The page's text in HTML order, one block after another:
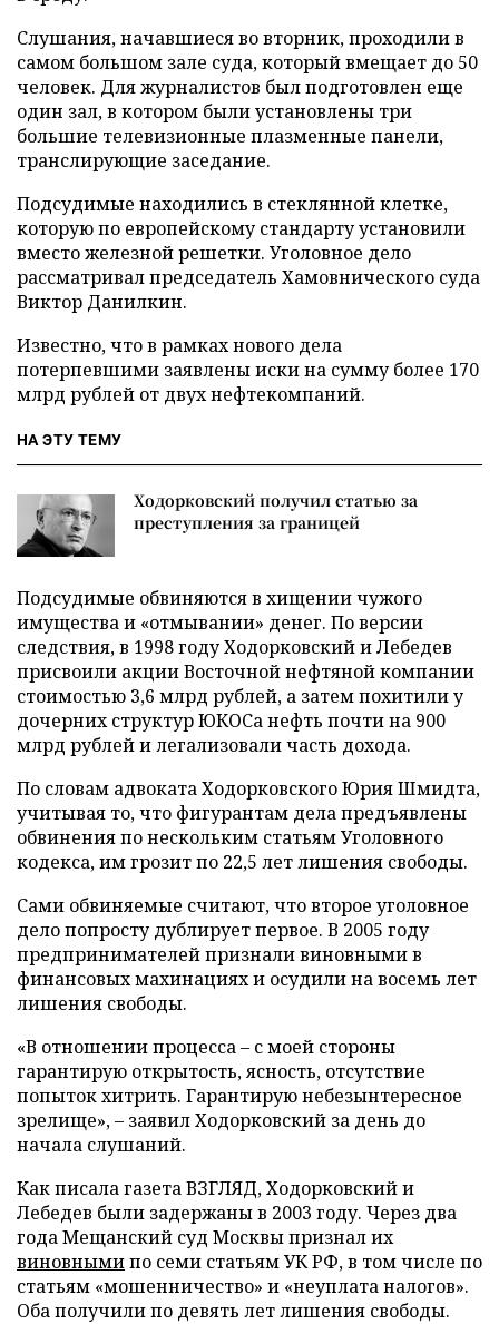
Слушания, начавшиеся во вторник, проходили в
самом большом зале суда, который вмещает до 50
человек. Для журналистов был подготовлен еще
один зал, в котором были установлены три
большие телевизионные плазменные панели,
транслирующие заседание.
Подсудимые находились в стеклянной клетке,
которую по европейскому стандарту установили
вместо железной решетки. Уголовное дело
рассматривал председатель Хамовнического суда
Виктор Данилкин.
Известно, что в рамках нового дела
потерпевшими заявлены иски на сумму более 170
млрд рублей от двух нефтекомпаний.
НА ЭТУ ТЕМУ
Ходорковский получил статью за
преступления за границей
Подсудимые обвиняются в хищении чужого
имущества и «отмывании» денег. По версии
следствия, в 1998 году Ходорковский и Лебедев
присвоили акции Восточной нефтяной компании
стоимостью 3,6 млрд рублей, а затем похитили у
дочерних структур ЮКОСа нефть почти на 900
млрд рублей и легализовали часть дохода.
По словам адвоката Ходорковского Юрия Шмидта,
учитывая то, что фигурантам дела предъявлены
обвинения по нескольким статьям Уголовного
кодекса, им грозит по 22,5 лет лишения свободы.
Сами обвиняемые считают, что второе уголовное
дело попросту дублирует первое. В 2005 году
предпринимателей признали виновными в
финансовых махинациях и осудили на восемь лет
лишения свободы.
«В отношении процесса – с моей стороны
гарантирую открытость, ясность, отсутствие
попыток хитрить. Гарантирую небезынтересное
зрелище», – заявил Ходорковский за день до
начала слушаний.
Как писала газета ВЗГЛЯД, Ходорковский и
Лебедев были задержаны в 2003 году. Через два
года Мещанский суд Москвы признал их
виновнымипо семи статьям УК РФ, в том числе по
статьям «мошенничество» и «неуплата налогов».
Оба получили по девять лет лишения свободы.